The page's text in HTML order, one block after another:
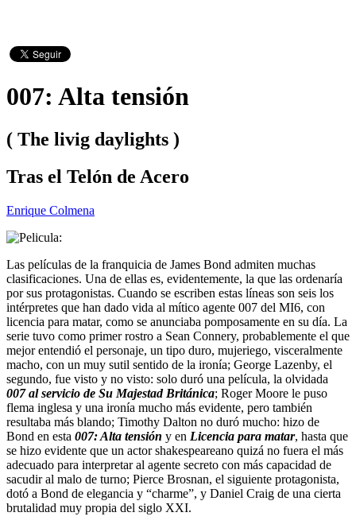
007: Alta tensión
( The livig daylights )
Tras el Telón de Acero
Enrique Colmena
Las películas de la franquicia de James Bond admiten muchas
clasificaciones. Una de ellas es, evidentemente, la que las ordenaría
por sus protagonistas. Cuando se escriben estas líneas son seis los
intérpretes que han dado vida al mítico agente 007 del MI6, con
licencia para matar, como se anunciaba pomposamente en su día. La
serie tuvo como primer rostro a Sean Connery, probablemente el que
mejor entendió el personaje, un tipo duro, mujeriego, visceralmente
macho, con un muy sutil sentido de la ironía; George Lazenby, el
segundo, fue visto y no visto: solo duró una película, la olvidada
007 al servicio de Su Majestad Británica; Roger Moore le puso
flema inglesa y una ironía mucho más evidente, pero también
resultaba más blando; Timothy Dalton no duró mucho: hizo de
Bond en esta 007: Alta tensión y en Licencia para matar, hasta que
se hizo evidente que un actor shakespeareano quizá no fuera el más
adecuado para interpretar al agente secreto con más capacidad de
sacudir al malo de turno; Pierce Brosnan, el siguiente protagonista,
dotó a Bond de elegancia y “charme”, y Daniel Craig de una cierta
brutalidad muy propia del siglo XXI.